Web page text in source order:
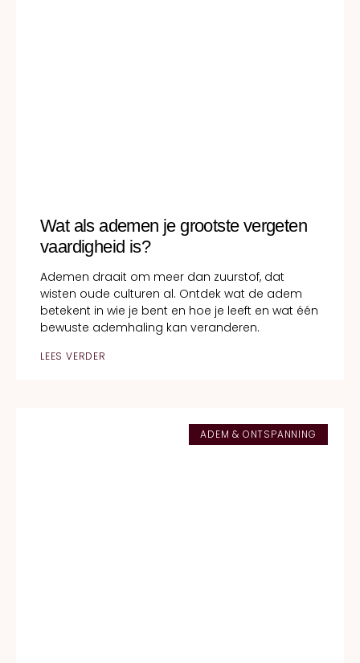
Wat als ademen je grootste vergeten
vaardigheid is?
Ademen draait om meer dan zuurstof, dat
wisten oude culturen al. Ontdek wat de adem
betekent in wie je bent en hoe je leeft en wat één
bewuste ademhaling kan veranderen.
LEES VERDER
ADEM & ONTSPANNING